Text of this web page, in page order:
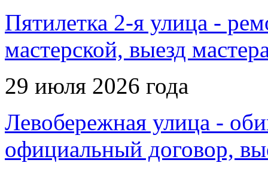
Пятилетка 2-я улица -
мастерской, выезд
29 июля 2026 года
Левобережная улица -
официальный договор,